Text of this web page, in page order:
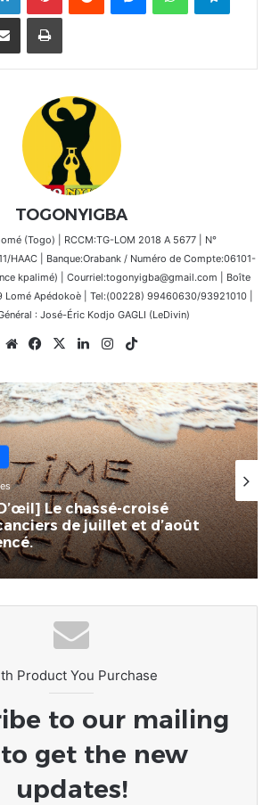
Partager par email Imprimer
TOGONYIGBA
(Togo) | RCCM:TG-LOM 2018 A 5677 | N°
HAAC | Banque:Orabank / Numéro de Compte:06101-
kpalimé) | Courriel:togonyigba@gmail.com | Boîte
Apédokoè | Tel:(00228) 99460630/93921010 |
: José-Éric Kodjo GAGLI (LeDivin)
WebsiteFacebook
X LinkedinInstagram
Le chassé-croisé
de juillet et d’août
Product You Purchase
to our mailing
get the new
updates!